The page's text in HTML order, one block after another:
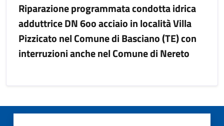
Riparazione programmata condotta idrica
adduttrice DN 6oo acciaio in località Villa
Pizzicato nel Comune di Basciano (TE) con
interruzioni anche nel Comune di Nereto